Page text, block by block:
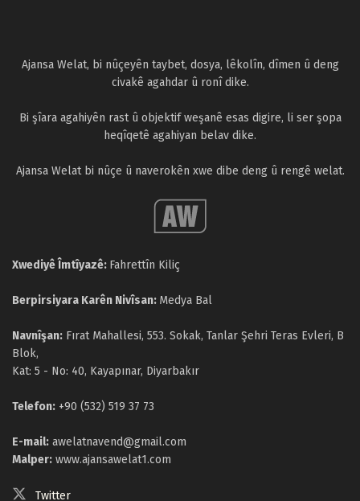
Ajansa Welat, bi nûçeyên taybet, dosya, lêkolîn, dîmen û deng
civakê agahdar û ronî dike.
Bi şîara agahiyên rast û objektif weşanê esas digire, li ser şopa
heqîqetê agahiyan belav dike.
Ajansa Welat bi nûçe û naverokên xwe dibe deng û rengê welat.
Xwediyê Îmtîyazê: Fahrettîn Kiliç
Berpirsiyara Karên Nivîsan: Medya Bal
Navnîşan: Fırat Mahallesi, 553. Sokak, Tanlar Şehri Teras Evleri, B
Blok,
Kat: 5 - No: 40, Kayapınar, Diyarbakır
Telefon: +90 (532) 519 37 73
E-mail: awelatnavend@gmail.com
Malper: www.ajansawelat1.com
Twitter